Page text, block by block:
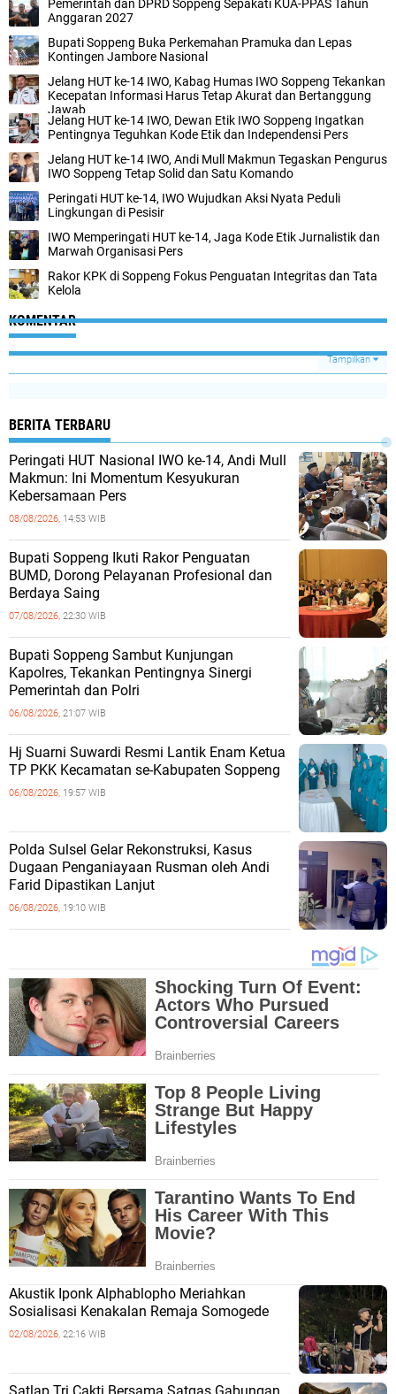
Pemerintah dan DPRD Soppeng Sepakati KUA-PPAS Tahun
Anggaran 2027
Bupati Soppeng Buka Perkemahan Pramuka dan Lepas
Kontingen Jambore Nasional
Jelang HUT ke-14 IWO, Kabag Humas IWO Soppeng Tekankan
Kecepatan Informasi Harus Tetap Akurat dan Bertanggung
Jawab
Jelang HUT ke-14 IWO, Dewan Etik IWO Soppeng Ingatkan
Pentingnya Teguhkan Kode Etik dan Independensi Pers
Jelang HUT ke-14 IWO, Andi Mull Makmun Tegaskan Pengurus
IWO Soppeng Tetap Solid dan Satu Komando
Peringati HUT ke-14, IWO Wujudkan Aksi Nyata Peduli
Lingkungan di Pesisir
IWO Memperingati HUT ke-14, Jaga Kode Etik Jurnalistik dan
Marwah Organisasi Pers
Rakor KPK di Soppeng Fokus Penguatan Integritas dan Tata
Kelola
KOMENTAR
Tampilkan
BERITA TERBARU
Peringati HUT Nasional IWO ke-14, Andi Mull
Makmun: Ini Momentum Kesyukuran
Kebersamaan Pers
08/08/2026, 14:53 WIB
Bupati Soppeng Ikuti Rakor Penguatan
BUMD, Dorong Pelayanan Profesional dan
Berdaya Saing
07/08/2026, 22:30 WIB
Bupati Soppeng Sambut Kunjungan
Kapolres, Tekankan Pentingnya Sinergi
Pemerintah dan Polri
06/08/2026, 21:07 WIB
Hj Suarni Suwardi Resmi Lantik Enam Ketua
TP PKK Kecamatan se-Kabupaten Soppeng
06/08/2026, 19:57 WIB
Polda Sulsel Gelar Rekonstruksi, Kasus
Dugaan Penganiayaan Rusman oleh Andi
Farid Dipastikan Lanjut
06/08/2026, 19:10 WIB
Akustik Iponk Alphablopho Meriahkan
Sosialisasi Kenakalan Remaja Somogede
02/08/2026, 22:16 WIB